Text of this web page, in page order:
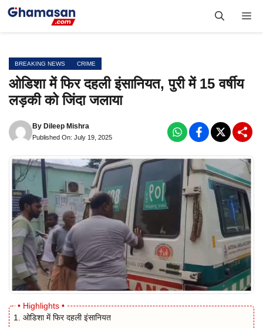
Skip
BREAKING NEWS CRIME
ओडिशा में फिर दहली इंसानियत, पुरी में 15 वर्षीय
लड़की को जिंदा जलाया
By Dileep Mishra
Published On: July 19, 2025
ओडिशा में फिर दहली इंसानियत